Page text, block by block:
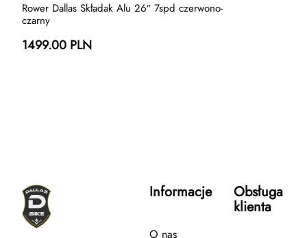
Rower Dallas Składak Alu 26″ 7spd czerwono-
czarny
1499.00 PLN
Informacje
O nas
Obsługa
klienta